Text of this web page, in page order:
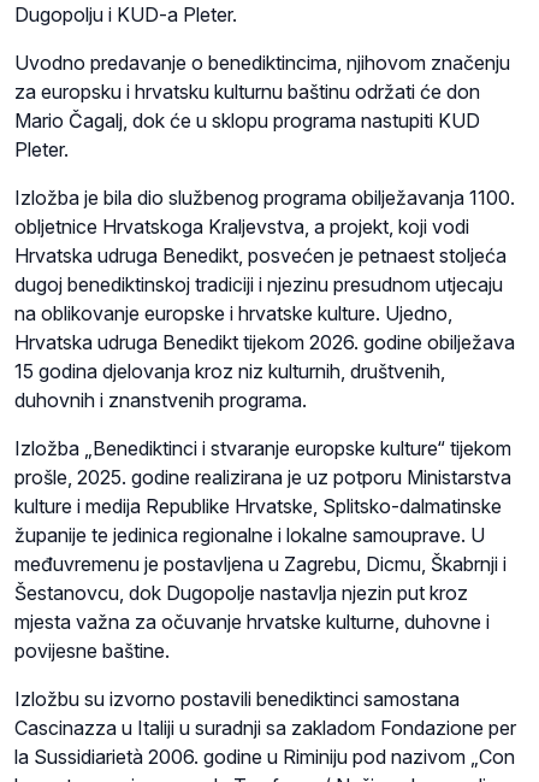
Dugopolju i KUD-a Pleter.
Uvodno predavanje o benediktincima, njihovom značenju
za europsku i hrvatsku kulturnu baštinu održati će don
Mario Čagalj, dok će u sklopu programa nastupiti KUD
Pleter.
Izložba je bila dio službenog programa obilježavanja 1100.
obljetnice Hrvatskoga Kraljevstva, a projekt, koji vodi
Hrvatska udruga Benedikt, posvećen je petnaest stoljeća
dugoj benediktinskoj tradiciji i njezinu presudnom utjecaju
na oblikovanje europske i hrvatske kulture. Ujedno,
Hrvatska udruga Benedikt tijekom 2026. godine obilježava
15 godina djelovanja kroz niz kulturnih, društvenih,
duhovnih i znanstvenih programa.
Izložba „Benediktinci i stvaranje europske kulture“ tijekom
prošle, 2025. godine realizirana je uz potporu Ministarstva
kulture i medija Republike Hrvatske, Splitsko-dalmatinske
županije te jedinica regionalne i lokalne samouprave. U
međuvremenu je postavljena u Zagrebu, Dicmu, Škabrnji i
Šestanovcu, dok Dugopolje nastavlja njezin put kroz
mjesta važna za očuvanje hrvatske kulturne, duhovne i
povijesne baštine.
Izložbu su izvorno postavili benediktinci samostana
Cascinazza u Italiji u suradnji sa zakladom Fondazione per
la Sussidiarietà 2006. godine u Riminiju pod nazivom „Con